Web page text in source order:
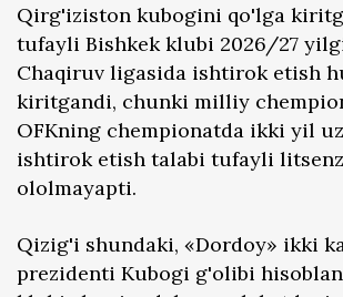
Qirg'iziston kubogini qo'lga
tufayli Bishkek klubi 2026/27
Chaqiruv ligasida ishtirok etish
kiritgandi, chunki milliy
OFKning chempionatda ikki yil
ishtirok etish talabi tufayli
ololmayapti.
Qizig'i shundaki, «Dordoy» ikki
prezidenti Kubogi g'olibi